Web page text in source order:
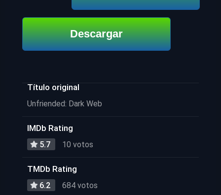
Descargar
Título original
Unfriended: Dark Web
IMDb Rating
5.7 10 votos
TMDb Rating
6.2 684 votos